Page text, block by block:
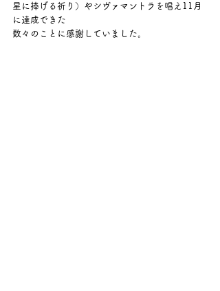
星に捧げる祈り）やシヴァマントラを唱え11月
に達成できた
数々のことに感謝していました。